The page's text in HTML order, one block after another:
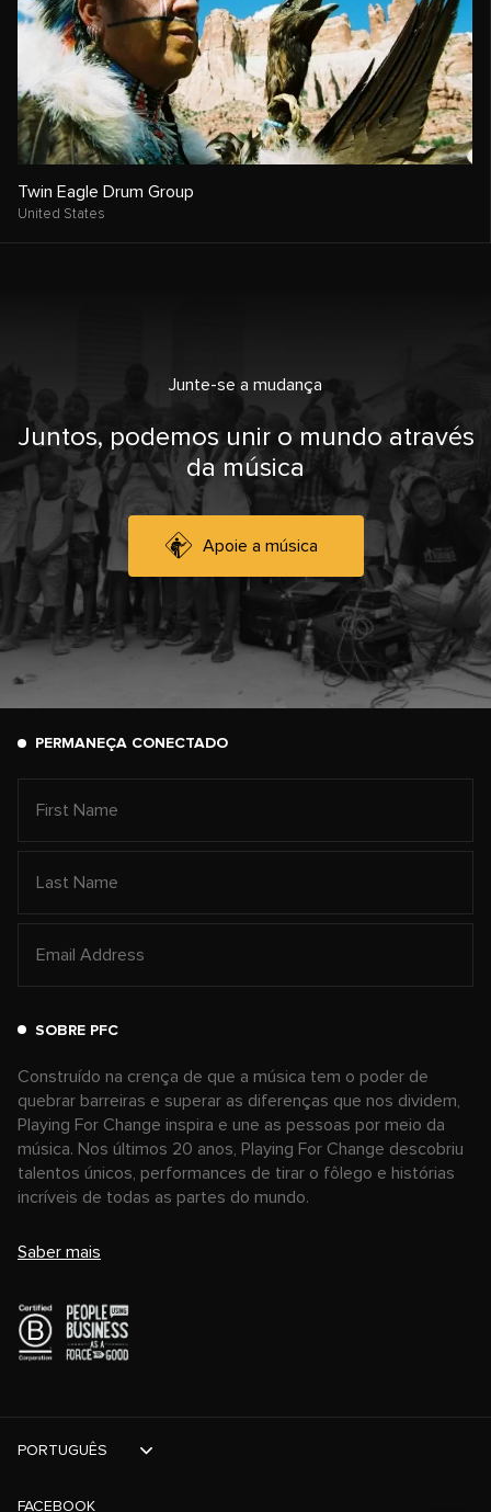
Twin Eagle Drum Group
United States
Junte-se a mudança
Juntos, podemos unir o mundo através
da música
Apoie a música
PERMANEÇA CONECTADO
SOBRE PFC
Construído na crença de que a música tem o poder de
quebrar barreiras e superar as diferenças que nos dividem,
Playing For Change inspira e une as pessoas por meio da
música. Nos últimos 20 anos, Playing For Change descobriu
talentos únicos, performances de tirar o fôlego e histórias
incríveis de todas as partes do mundo.
Saber mais
FACEBOOK
PORTUGUÊS